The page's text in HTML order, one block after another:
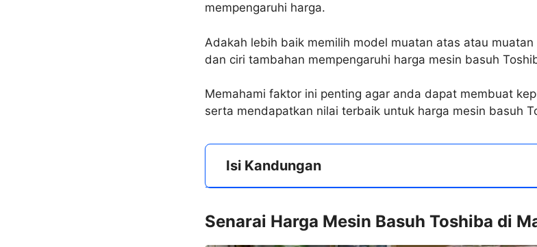
mempengaruhi harga.
Adakah lebih baik memilih model muatan atas atau
dan ciri tambahan mempengaruhi harga mesin basuh
Memahami faktor ini penting agar anda dapat membuat
serta mendapatkan nilai terbaik untuk harga mesin basuh
Isi Kandungan
Senarai Harga Mesin Basuh Toshiba di